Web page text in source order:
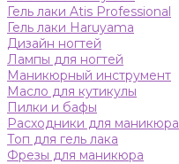
Гель лаки Atis Professional
Гель лаки Haruyama
Дизайн ногтей
Лампы для ногтей
Маникюрный инструмент
Масло для кутикулы
Пилки и бафы
Расходники для маникюра
Топ для гель лака
Фрезы для маникюра